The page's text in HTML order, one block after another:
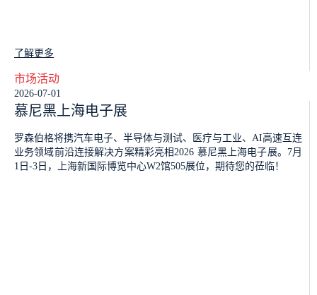
了解更多
市场活动
2026-07-01
慕尼黑上海电子展
罗森伯格将携汽车电子、半导体与测试、医疗与工业、AI高速互连
业务领域前沿连接解决方案精彩亮相2026 慕尼黑上海电子展。7月
1日-3日，上海新国际博览中心W2馆505展位，期待您的莅临！